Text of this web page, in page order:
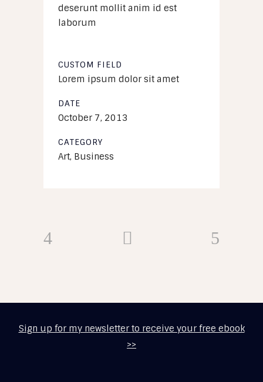
deserunt mollit anim id est
laborum
CUSTOM FIELD
Lorem ipsum dolor sit amet
DATE
October 7, 2013
CATEGORY
Art, Business
Sign up for my newsletter to receive your free ebook
>>